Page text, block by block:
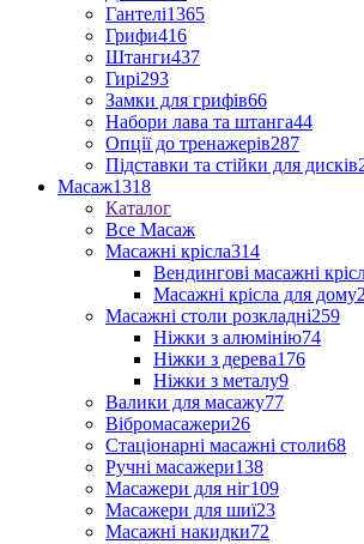
Гантелі1365
Грифи416
Штанги437
Гирі293
Замки для грифів66
Набори лава та штанга44
Опції до тренажерів287
Підставки та стійки для дисків
Масаж1318
Каталог
Все Масаж
Масажні крісла314
Вендингові масажні
Масажні крісла для дому
Масажні столи розкладні259
Ніжки з алюмінію74
Ніжки з дерева176
Ніжки з металу9
Валики для масажу77
Вібромасажери26
Стаціонарні масажні столи68
Ручні масажери138
Масажери для ніг109
Масажери для шиї23
Масажні накидки72